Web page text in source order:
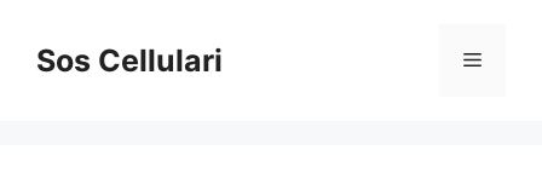
contenuto
Sos Cellulari Menu